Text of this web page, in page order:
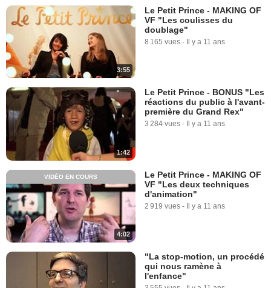
3:55
Le Petit Prince - MAKING OF
VF "Les coulisses du
doublage"
8 165 vues - Il y a 11 ans
1:42
Le Petit Prince - BONUS "Les
réactions du public à l'avant-
première du Grand Rex"
3 284 vues - Il y a 11 ans
4:02
VIDÉO EN COURS
Le Petit Prince - MAKING OF
VF "Les deux techniques
d'animation"
2 919 vues - Il y a 11 ans
"La stop-motion, un procédé
qui nous ramène à
l'enfance"